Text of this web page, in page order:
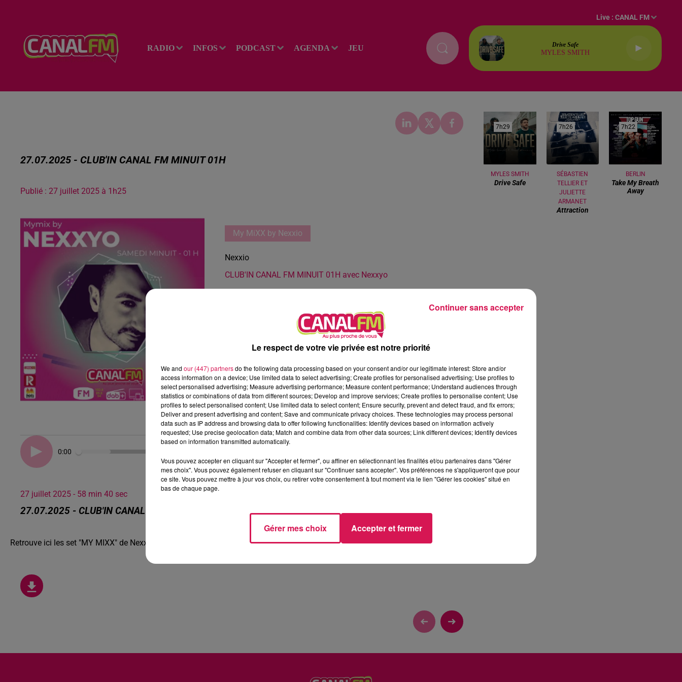
RADIO INFOS PODCAST AGENDA JEU
Live :CANAL FM
Drive Safe
MYLES SMITH
27.07.2025 - CLUB'IN CANAL FM MINUIT 01H
Publié : 27 juillet 2025 à 1h25
My MiXX by Nexxio
Nexxio
CLUB'IN CANAL FM MINUIT 01H avec Nexxyo
0:00
27 juillet 2025 - 58 min 40 sec
27.07.2025 - CLUB'IN CANAL FM MINUIT 01H
Retrouve ici les set "MY MIXX" de Nexxio
7h29
7h29
MYLES SMITH
Drive Safe
7h26
7h26
SÉBASTIEN
TELLIER ET
JULIETTE
ARMANET
Attraction
7h22
7h22
BERLIN
Take My Breath
Away
Le respect de votre vie privée est notre priorité
We and our (447) partnersdo the following data processing based on your consent and/or our legitimate interest: Store and/or
access information on a device; Use limited data to select advertising; Create profiles for personalised advertising; Use profiles to
select personalised advertising; Measure advertising performance; Measure content performance; Understand audiences through
statistics or combinations of data from different sources; Develop and improve services; Create profiles to personalise content; Use
profiles to select personalised content; Use limited data to select content; Ensure security, prevent and detect fraud, and fix errors;
Deliver and present advertising and content; Save and communicate privacy choices. These technologies may process personal
data such as IP address and browsing data to offer following functionalities: Identify devices based on information actively
requested; Use precise geolocation data; Match and combine data from other data sources; Link different devices; Identify devices
based on information transmitted automatically.
Vous pouvez accepter en cliquant sur "Accepter et fermer", ou affiner en sélectionnant les finalités et/ou partenaires dans "Gérer
mes choix". Vous pouvez également refuser en cliquant sur "Continuer sans accepter". Vos préférences ne s'appliqueront que pour
ce site. Vous pouvez mettre à jour vos choix, ou retirer votre consentement à tout moment via le lien "Gérer les cookies" situé en
bas de chaque page.
Gérer mes choix Accepter et fermer
Continuer sans accepter